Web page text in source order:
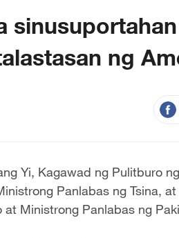
ng
Yi, Kagawad ng Pulitburo
Panlabas ng Tsina,
Ministrong Panlabas ng